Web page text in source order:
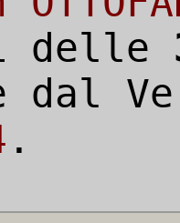
delle
dal
.